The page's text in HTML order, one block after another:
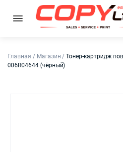
Главная / Магазин /Тонер-картридж
006R04644 (чёрный)